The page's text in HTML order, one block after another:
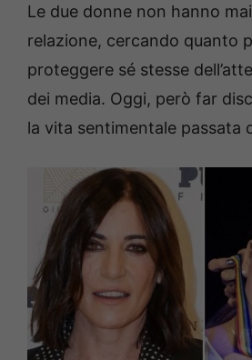
Le due donne non hanno
relazione, cercando quanto
proteggere sé stesse
dei media. Oggi, però far
la vita sentimentale passata